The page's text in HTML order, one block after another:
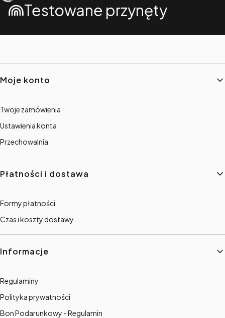
Testowane przynęty
Linki w stopce
Moje konto
Twoje zamówienia
Ustawienia konta
Przechowalnia
Płatności i dostawa
Formy płatności
Czas i koszty dostawy
Informacje
Regulaminy
Polityka prywatności
Bon Podarunkowy - Regulamin